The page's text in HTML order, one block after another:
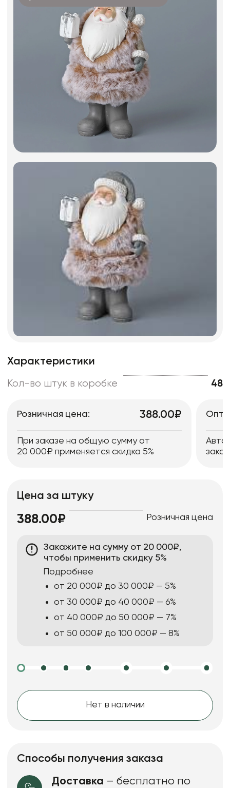
Декоративные вазы, кашпо
Характеристики
Кол-во штук в коробке 48
Розничная цена: 388.00₽
При заказе на общую сумму от
20 000₽ применяется скидка 5%
Цена за штуку
388.00₽ Розничная цена
Закажите на сумму от 20 000₽,
чтобы применить скидку 5%
Подробнее
от 20 000₽ до 30 000₽ — 5%
от 30 000₽ до 40 000₽ — 6%
от 40 000₽ до 50 000₽ — 7%
от 50 000₽ до 100 000₽ — 8%
Нет в наличии
Способы получения заказа
Доставка – бесплатно по